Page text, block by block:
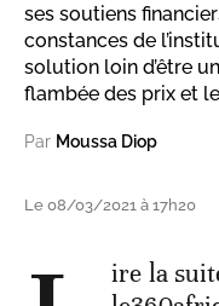
ses soutiens
constances de
solution loin d’être
flambée des prix et
Par Moussa Diop
Le 08/03/2021 à 17h20
ire la